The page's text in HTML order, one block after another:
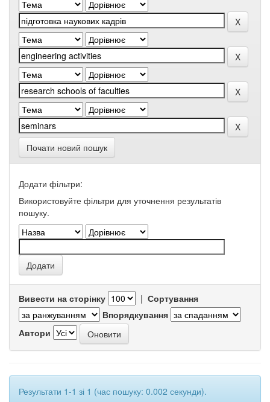
Почати новий пошук
Додати фільтри:
Використовуйте фільтри для уточнення результатів
пошуку.
Вивести на сторінку | Сортування
Впорядкування
Автори
Результати 1-1 зі 1 (час пошуку: 0.002 секунди).